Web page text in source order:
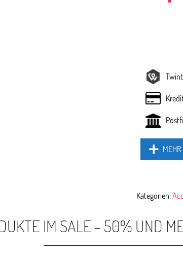
Twint
Kategorien:
IM SALE - 50% UND